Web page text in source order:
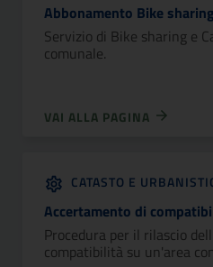
Abbonamento Bike
Servizio di Bike sharing e
comunale.
VAI ALLA PAGINA
CATASTO E
Accertamento di
Procedura per il rilascio
compatibilità su un'area